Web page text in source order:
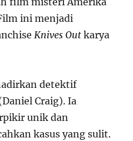
ini menjadi
Knives Out karya
detektif
Craig). Ia
unik dan
kasus yang sulit.